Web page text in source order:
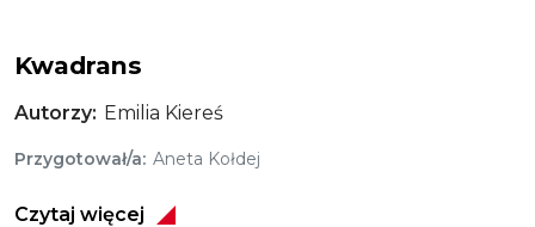
Kwadrans
Autorzy Emilia Kiereś
Przygotował/a Aneta Kołdej
Czytaj więcej